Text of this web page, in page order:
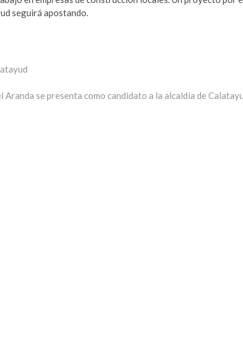
seguirá apostando.
Aranda se presenta como candidato a la alcaldía de